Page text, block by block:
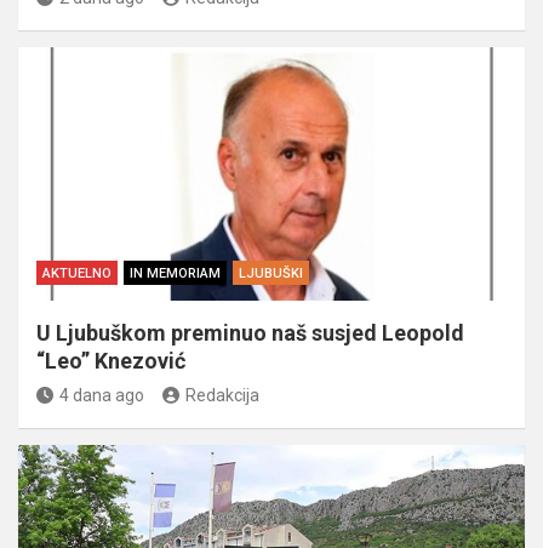
AKTUELNO IN MEMORIAM LJUBUŠKI
U Ljubuškom preminuo naš susjed Leopold
“Leo” Knezović
4 dana ago Redakcija